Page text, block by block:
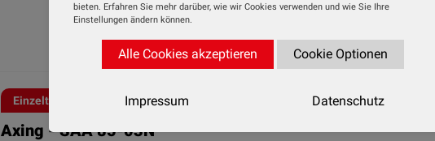
Einzeltest Satelliten-Antenne
Axing - SAA 85-03N
bieten. Erfahren Sie mehr darüber, wie wir Cookies verwenden und wie Sie Ihre
Einstellungen ändern können.
Alle Cookies akzeptieren Cookie Optionen
Impressum Datenschutz